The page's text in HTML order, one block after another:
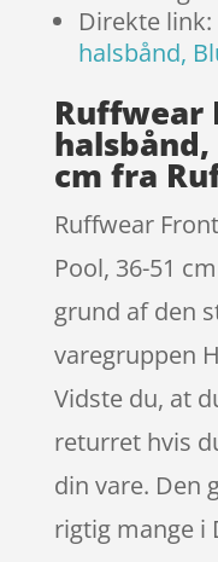
Direkte link:
halsbånd,
Ruffwear
halsbånd,
cm fra
Ruffwear
Pool, 36-51
grund af den
varegruppen
Vidste du, at
returret hvis
din vare. Den
rigtig mange i